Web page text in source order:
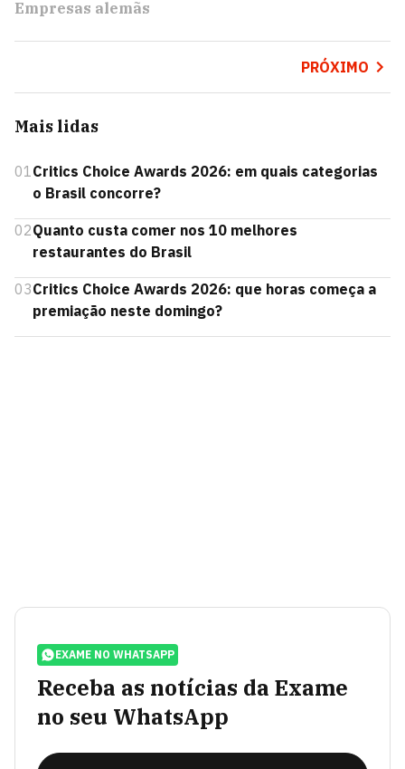
Empresas alemãs
PRÓXIMO
Mais lidas
01Critics Choice Awards 2026: em quais categorias
o Brasil concorre?
02Quanto custa comer nos 10 melhores
restaurantes do Brasil
03Critics Choice Awards 2026: que horas começa a
premiação neste domingo?
EXAME NO WHATSAPP
Receba as notícias da Exame
no seu WhatsApp